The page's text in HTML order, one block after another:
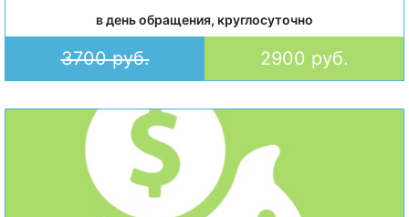
в день обращения, круглосуточно
3700 руб. 2900 руб.